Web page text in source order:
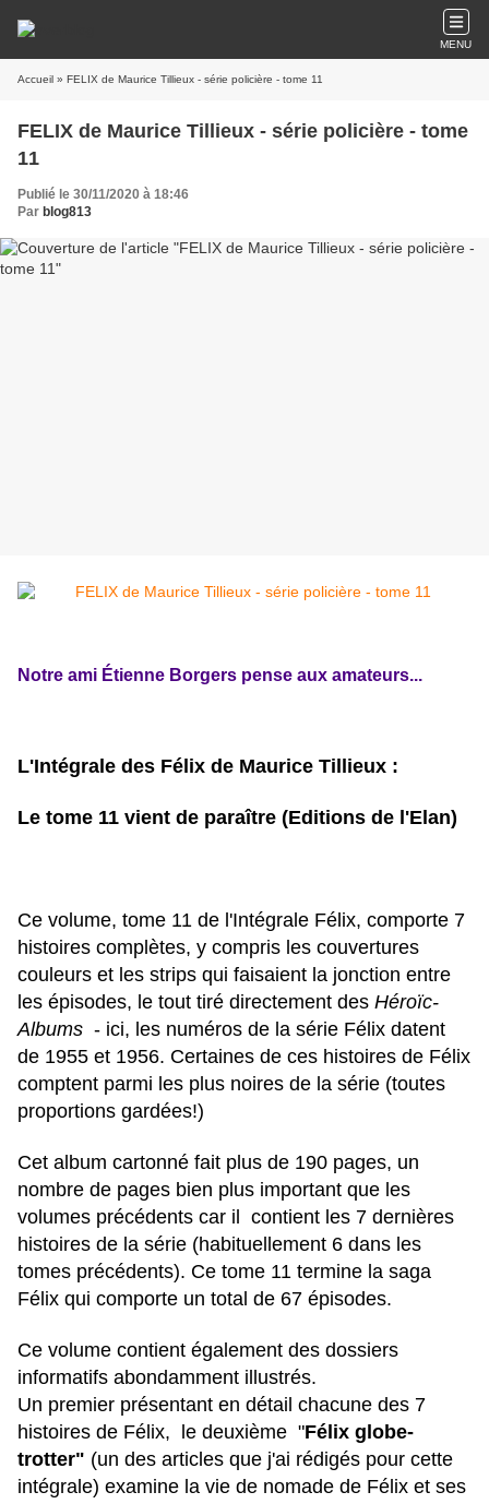
MENU
Accueil » FELIX de Maurice Tillieux - série policière - tome 11
FELIX de Maurice Tillieux - série policière - tome
11
Publié le 30/11/2020 à 18:46
Par blog813
Notre ami Étienne Borgers pense aux amateurs...
L'Intégrale des Félix de Maurice Tillieux :
Le tome 11 vient de paraître (Editions de l'Elan)
Ce volume, tome 11 de l'Intégrale Félix, comporte 7
histoires complètes, y compris les couvertures
couleurs et les strips qui faisaient la jonction entre
les épisodes, le tout tiré directement des Héroïc-
Albums - ici, les numéros de la série Félix datent
de 1955 et 1956. Certaines de ces histoires de Félix
comptent parmi les plus noires de la série (toutes
proportions gardées!)
Cet album cartonné fait plus de 190 pages, un
nombre de pages bien plus important que les
volumes précédents car il contient les 7 dernières
histoires de la série (habituellement 6 dans les
tomes précédents). Ce tome 11 termine la saga
Félix qui comporte un total de 67 épisodes.
Ce volume contient également des dossiers
informatifs abondamment illustrés.
Un premier présentant en détail chacune des 7
histoires de Félix, le deuxième "Félix globe-
trotter" (un des articles que j'ai rédigés pour cette
intégrale) examine la vie de nomade de Félix et ses